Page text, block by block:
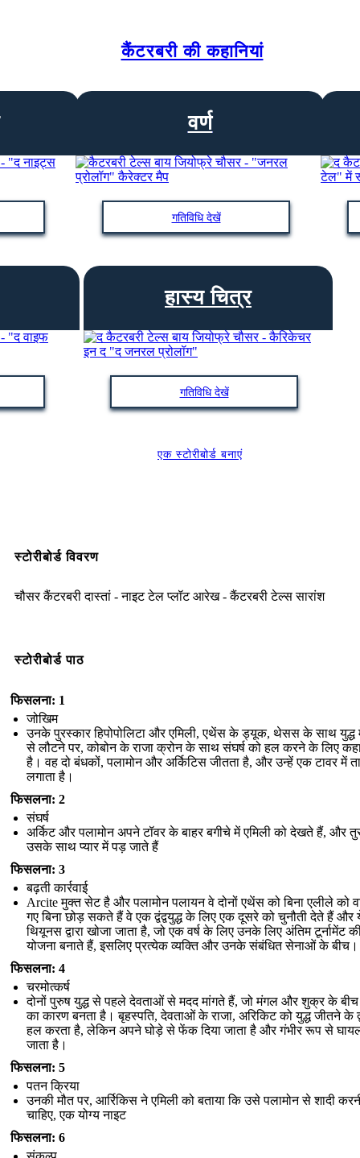
कैंटरबरी की कहानियां
वर्ण
गतिविधि देखें
हास्य चित्र
गतिविधि देखें
एक स्टोरीबोर्ड बनाएं
स्टोरीबोर्ड विवरण
चौसर कैंटरबरी दास्तां - नाइट टेल प्लॉट आरेख - कैंटरबरी टेल्स सारांश
स्टोरीबोर्ड पाठ
फिसलना: 1
जोखिम
उनके पुरस्कार हिपोपोलिटा और एमिली, एथेंस के ड्यूक, थेसस के साथ युद्ध
से लौटने पर, कोबोन के राजा क्रोन के साथ संघर्ष को हल करने के लिए
है। वह दो बंधकों, पलामोन और अर्किटिस जीतता है, और उन्हें एक टावर में
लगाता है।
फिसलना: 2
संघर्ष
अर्किट और पलामोन अपने टॉवर के बाहर बगीचे में एमिली को देखते हैं, और
उसके साथ प्यार में पड़ जाते हैं
फिसलना: 3
बढ़ती कार्रवाई
Arcite मुक्त सेट है और पलामोन पलायन वे दोनों एथेंस को बिना एलीले को
गए बिना छोड़ सकते हैं वे एक द्वंद्वयुद्ध के लिए एक दूसरे को चुनौती देते हैं और
थियूनस द्वारा खोजा जाता है, जो एक वर्ष के लिए उनके लिए अंतिम टूर्नामेंट
योजना बनाते हैं, इसलिए प्रत्येक व्यक्ति और उनके संबंधित सेनाओं के बीच।
फिसलना: 4
चरमोत्कर्ष
दोनों पुरुष युद्ध से पहले देवताओं से मदद मांगते हैं, जो मंगल और शुक्र के बीच
का कारण बनता है। बृहस्पति, देवताओं के राजा, अरिकिट को युद्ध जीतने के
हल करता है, लेकिन अपने घोड़े से फेंक दिया जाता है और गंभीर रूप से
जाता है।
फिसलना: 5
पतन क्रिया
उनकी मौत पर, आर्रिकिस ने एमिली को बताया कि उसे पलामोन से शादी
चाहिए, एक योग्य नाइट
फिसलना: 6